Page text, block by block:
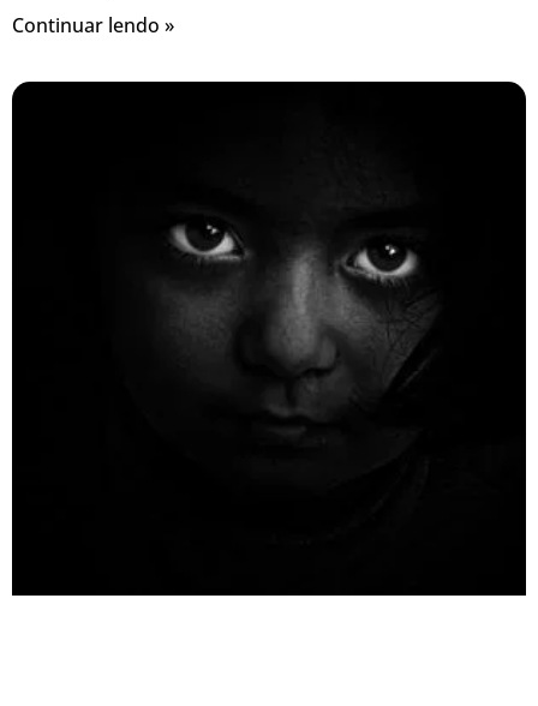
Continuar lendo »